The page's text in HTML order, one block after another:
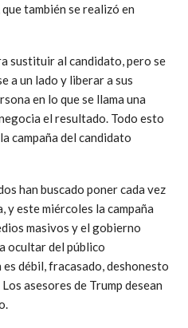
también se realizó en
sustituir al candidato, pero se
a un lado y liberar a sus
en lo que se llama una
el resultado. Todo esto
campaña del candidato
han buscado poner cada vez
y este miércoles la campaña
masivos y el gobierno
ocultar del público
débil, fracasado, deshonesto
asesores de Trump desean